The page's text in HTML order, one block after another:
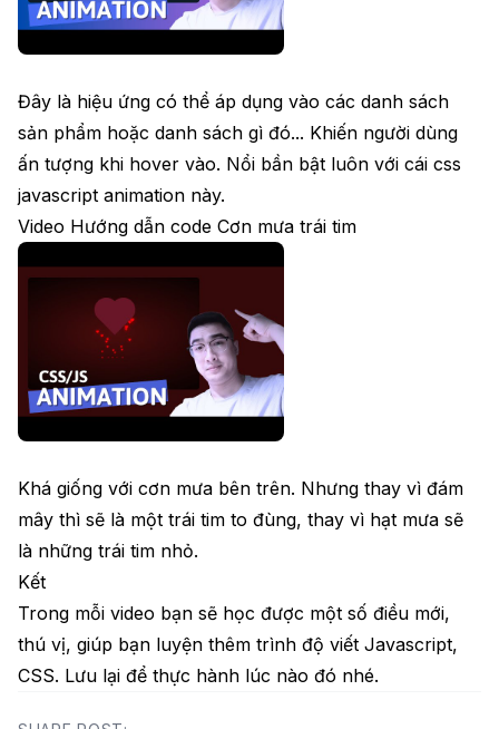
Đây là hiệu ứng có thể áp dụng vào các danh sách
sản phẩm hoặc danh sách gì đó... Khiến người dùng
ấn tượng khi hover vào. Nổi bần bật luôn với cái css
javascript animation này.
Video Hướng dẫn code Cơn mưa trái tim
Khá giống với cơn mưa bên trên. Nhưng thay vì đám
mây thì sẽ là một trái tim to đùng, thay vì hạt mưa sẽ
là những trái tim nhỏ.
Kết
Trong mỗi video bạn sẽ học được một số điều mới,
thú vị, giúp bạn luyện thêm trình độ viết Javascript,
CSS. Lưu lại để thực hành lúc nào đó nhé.